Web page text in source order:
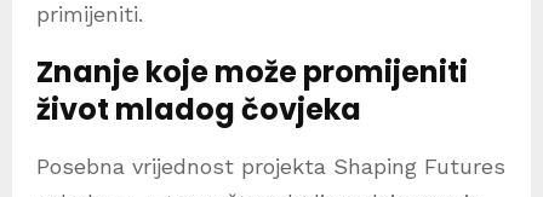
primijeniti.
Znanje koje može promijeniti
život mladog čovjeka
Posebna vrijednost projekta Shaping Futures